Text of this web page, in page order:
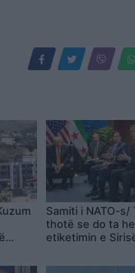
Samiti i NATO-s/
thotë se do ta
etiketimin e
mos e bëj